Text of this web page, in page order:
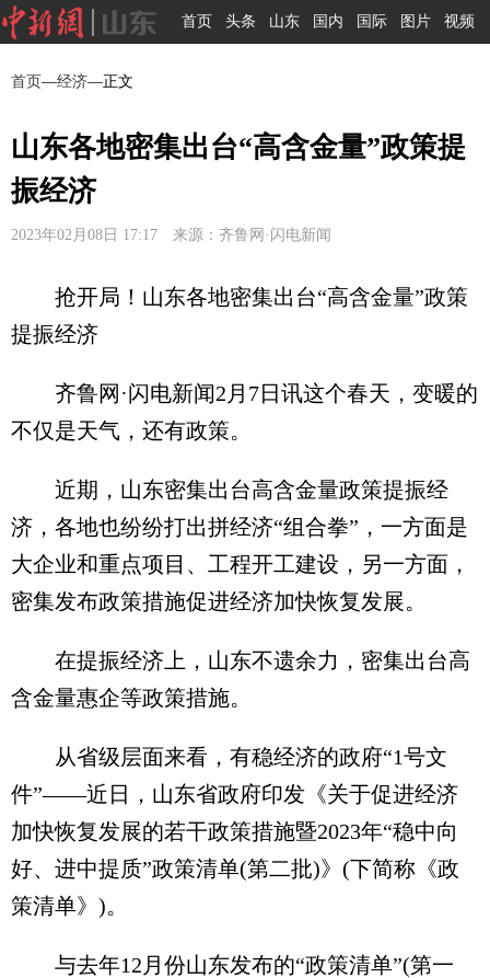
首页 头条 山东 国内 国际 图片 视频
首页—经济—正文
山东各地密集出台“高含金量”政策提
振经济
2023年02月08日 17:17 来源：齐鲁网·闪电新闻
抢开局！山东各地密集出台“高含金量”政策
提振经济
齐鲁网·闪电新闻2月7日讯这个春天，变暖的
不仅是天气，还有政策。
近期，山东密集出台高含金量政策提振经
济，各地也纷纷打出拼经济“组合拳”，一方面是
大企业和重点项目、工程开工建设，另一方面，
密集发布政策措施促进经济加快恢复发展。
在提振经济上，山东不遗余力，密集出台高
含金量惠企等政策措施。
从省级层面来看，有稳经济的政府“1号文
件”——近日，山东省政府印发《关于促进经济
加快恢复发展的若干政策措施暨2023年“稳中向
好、进中提质”政策清单(第二批)》(下简称《政
策清单》)。
与去年12月份山东发布的“政策清单”(第一